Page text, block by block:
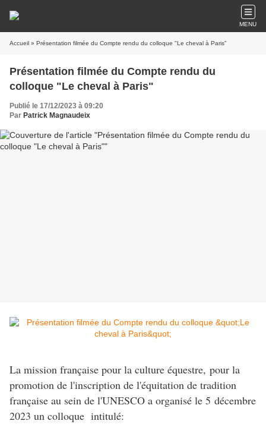
MENU
Accueil » Présentation filmée du Compte rendu du colloque "Le cheval à Paris"
Présentation filmée du Compte rendu du
colloque "Le cheval à Paris"
Publié le 17/12/2023 à 09:20
Par Patrick Magnaudeix
La mission française pour la culture équestre, pour la
promotion de l'inscription de l'équitation de tradition
française au sein de l'UNESCO a organisé le 5 décembre
2023 un colloque intitulé: